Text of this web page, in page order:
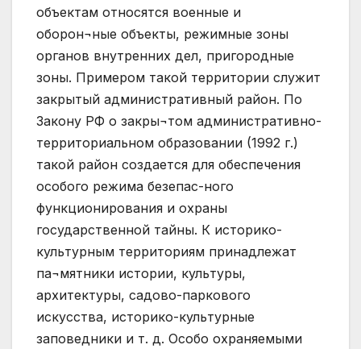
объектам относятся военные и
оборон¬ные объекты, режимные зоны
органов внутренних дел, пригородные
зоны. Примером такой территории служит
закрытый административный район. По
Закону РФ о закры¬том административно-
территориальном образовании (1992 г.)
такой район создается для обеспечения
особого режима безепас-ного
функционирования и охраны
государственной тайны. К историко-
культурным территориям принадлежат
па¬мятники истории, культуры,
архитектуры, садово-паркового
искусства, историко-культурные
заповедники и т. д. Особо охраняемыми